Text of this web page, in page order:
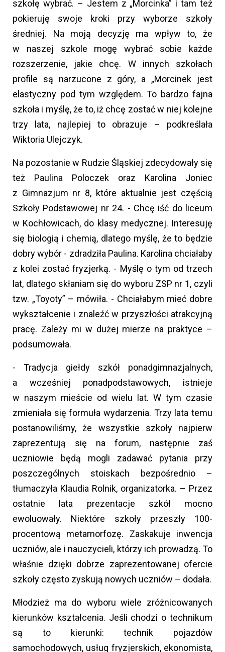
szkołę wybrać. – Jestem z „Morcinka” i tam też
pokieruję swoje kroki przy wyborze szkoły
średniej. Na moją decyzję ma wpływ to, że
w naszej szkole mogę wybrać sobie każde
rozszerzenie, jakie chcę. W innych szkołach
profile są narzucone z góry, a „Morcinek jest
elastyczny pod tym względem. To bardzo fajna
szkoła i myślę, że to, iż chcę zostać w niej kolejne
trzy lata, najlepiej to obrazuje – podkreślała
Wiktoria Ulejczyk.
Na pozostanie w Rudzie Śląskiej zdecydowały się
też Paulina Poloczek oraz Karolina Joniec
z Gimnazjum nr 8, które aktualnie jest częścią
Szkoły Podstawowej nr 24. - Chcę iść do liceum
w Kochłowicach, do klasy medycznej. Interesuję
się biologią i chemią, dlatego myślę, że to będzie
dobry wybór - zdradziła Paulina. Karolina chciałaby
z kolei zostać fryzjerką. - Myślę o tym od trzech
lat, dlatego skłaniam się do wyboru ZSP nr 1, czyli
tzw. „Toyoty” – mówiła. - Chciałabym mieć dobre
wykształcenie i znaleźć w przyszłości atrakcyjną
pracę. Zależy mi w dużej mierze na praktyce –
podsumowała.
- Tradycja giełdy szkół ponadgimnazjalnych,
a wcześniej ponadpodstawowych, istnieje
w naszym mieście od wielu lat. W tym czasie
zmieniała się formuła wydarzenia. Trzy lata temu
postanowiliśmy, że wszystkie szkoły najpierw
zaprezentują się na forum, następnie zaś
uczniowie będą mogli zadawać pytania przy
poszczególnych stoiskach bezpośrednio –
tłumaczyła Klaudia Rolnik, organizatorka. – Przez
ostatnie lata prezentacje szkół mocno
ewoluowały. Niektóre szkoły przeszły 100-
procentową metamorfozę. Zaskakuje inwencja
uczniów, ale i nauczycieli, którzy ich prowadzą. To
właśnie dzięki dobrze zaprezentowanej ofercie
szkoły często zyskują nowych uczniów – dodała.
Młodzież ma do wyboru wiele zróżnicowanych
kierunków kształcenia. Jeśli chodzi o technikum
są to kierunki: technik pojazdów
samochodowych, usług fryzjerskich, ekonomista,